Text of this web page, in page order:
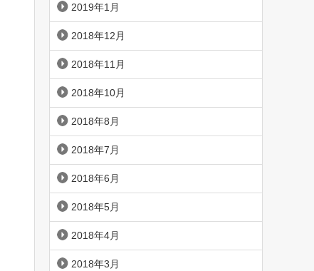
2019年1月
2018年12月
2018年11月
2018年10月
2018年8月
2018年7月
2018年6月
2018年5月
2018年4月
2018年3月